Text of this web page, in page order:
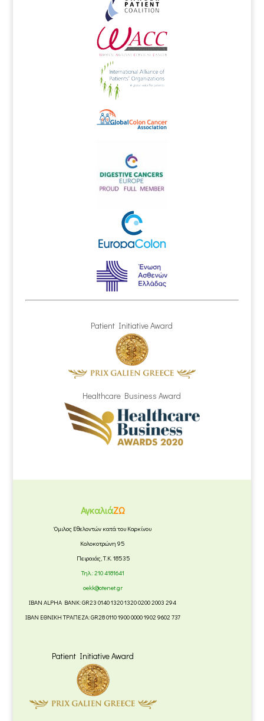
Patient Initiative Award
Healthcare Business Award
ΑγκαλιάΖΩ
Όμιλος Εθελοντών κατά του Καρκίνου
Κολοκοτρώνη 95
Πειραιάς, Τ.Κ. 18535
Τηλ.:210 4181641
oekk@otenet.gr
IBAN ALPHA BANK: GR23 0140 1320 1320 0200 2003 294
IBAN ΕΘΝΙΚΗ ΤΡΑΠΕΖΑ: GR28 0110 1900 0000 1902 9602 737
Patient Initiative Award